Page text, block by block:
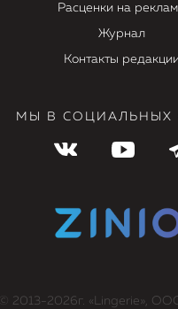
Расценки на
Журнал
Контакты
МЫ В СОЦИАЛЬНЫХ
© 2013-2026г. «Lingerie»,